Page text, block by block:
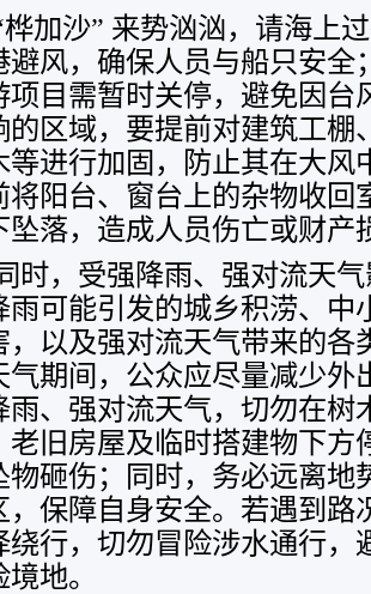
桦加沙” 来势汹汹，请海上
避风，确保人员与船只安
项目需暂时关停，避免因台
的区域，要提前对建筑工棚
等进行加固，防止其在大风
将阳台、窗台上的杂物收回
坠落，造成人员伤亡或财产
时，受强降雨、强对流天
雨可能引发的城乡积涝、中
，以及强对流天气带来的各
气期间，公众应尽量减少外
雨、强对流天气，切勿在树
老旧房屋及临时搭建物下方
物砸伤；同时，务必远离地
，保障自身安全。若遇到路
绕行，切勿冒险涉水通行，
地。